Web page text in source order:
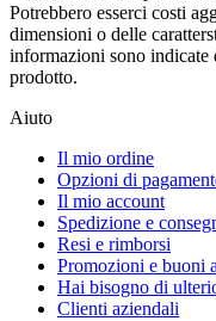
Potrebbero esserci costi
dimensioni o delle
informazioni sono indicate
prodotto.
Aiuto
Il mio ordine
Opzioni di
Il mio account
Spedizione e
Resi e rimborsi
Promozioni e buoni
Hai bisogno di
Clienti aziendali